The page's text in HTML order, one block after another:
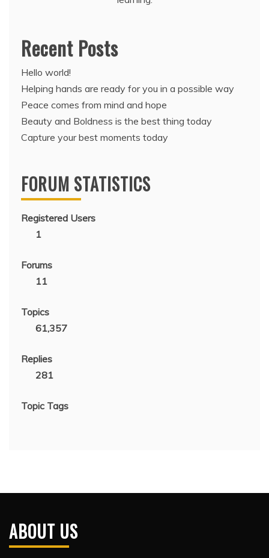
Recent Posts
Hello world!
Helping hands are ready for you in a possible way
Peace comes from mind and hope
Beauty and Boldness is the best thing today
Capture your best moments today
FORUM STATISTICS
Registered Users
1
Forums
11
Topics
61,357
Replies
281
Topic Tags
ABOUT US